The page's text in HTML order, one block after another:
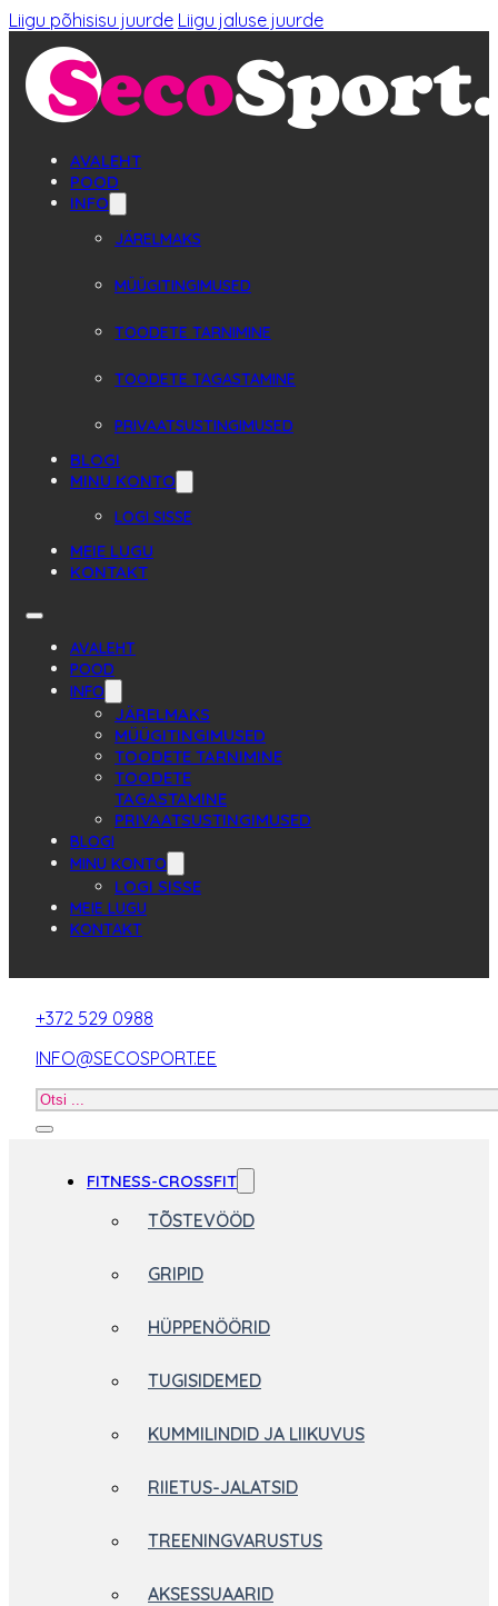
Liigu põhisisu juurde Liigu jaluse juurde
AVALEHT
POOD
INFO
JÄRELMAKS
MÜÜGITINGIMUSED
TOODETE TARNIMINE
TOODETE TAGASTAMINE
PRIVAATSUSTINGIMUSED
BLOGI
MINU KONTO
LOGI SISSE
MEIE LUGU
KONTAKT
AVALEHT
POOD
INFO
JÄRELMAKS
MÜÜGITINGIMUSED
TOODETE TARNIMINE
TOODETE
TAGASTAMINE
PRIVAATSUSTINGIMUSED
BLOGI
MINU KONTO
LOGI SISSE
MEIE LUGU
KONTAKT
+372 529 0988
INFO@SECOSPORT.EE
Otsi
FITNESS-CROSSFIT
TÕSTEVÖÖD
GRIPID
HÜPPENÖÖRID
TUGISIDEMED
KUMMILINDID JA LIIKUVUS
RIIETUS-JALATSID
TREENINGVARUSTUS
AKSESSUAARID